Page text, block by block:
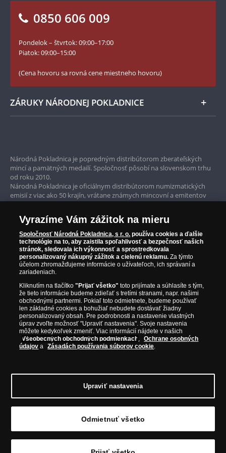
Numizmatické novinky
Facebook Národnej Pokladnice
YouTube Národnej Pokladnice
0850 606 009
Pondelok – štvrtok: 09:00–17:00
Piatok: 09:00–15:00
(Cena hovoru sa rovná cene miestneho hovoru)
ZÁRUKY NÁRODNEJ POKLADNICE
Garancia najvyššej kvality
Iba originálne produkty
Národná Pokladnica je popredným distribútorom zberateľských
mincí a pamätných medailí. Spoločnosť pôsobí na slovenskom trhu
od roku 2010.
Národná Pokladnica je oficiálnym distribútorom numizmatických
emisií z viac ako 50 krajín, vrátane známych mincovní a emitentov
Parížska mincovňa, Nórska mincovňa, Fínska mincovňa alebo
Austrálska mincovňa Perth. Spoločnosť svojim zákazníkom a
zberateľom garantuje, že všetky produkty sú v originálnej a v
prvotriednej kvalite, čo je doložené aj priloženým Certifikátom
autentickosti.
© Copyright 2026 - Národná Pokladnica, s. r. o.; Námestie Mateja Korvína 1,
www.narodnapokladnica.sk; IČO: 45 480 206, DIČ: SK2023004302
Upraviť nastavenie súborov cookie môžetekliknutím na tento
odkaz.
Vyrazíme Vám zážitok na mieru
Spoločnosť Národná Pokladnica, s r. o. používa cookies a ďalšie
technológie na to, aby zaistila spoľahlivosť a bezpečnosť našich
stránok, sledovala ich výkonnosť a sprostredkovala
personalizovaný nákupný zážitok a cielenú reklamu. Za týmto
účelom zhromažďujeme informácie o užívateľoch, ich správaní a
zariadeniach.
Kliknutím na tlačítko"Prijať všetko" toto prijímate a súhlasíte s tým,
že tieto informácie budeme zdieľať s tretími stranami, napr. našimi
obchodnými partnermi. Pokiaľ toto odmietnete, budeme používať
len základné cookies a bohužiaľ nebudete dostávať žiadny
personalizovaný obsah. Pre podrobnosti a nastavenie vlastných
úprav zvoľte možnosť "Upraviť nastavenia". Svoje nastavenia
môžete kedykoľvek zmeniť. Viac informácií nájdete v našich
Všeobecných obchodných podmienkach ,
Ochrane osobných
údajov a Zásadách používania súborov cookie.
Upraviť nastavenia
Odmietnuť všetko